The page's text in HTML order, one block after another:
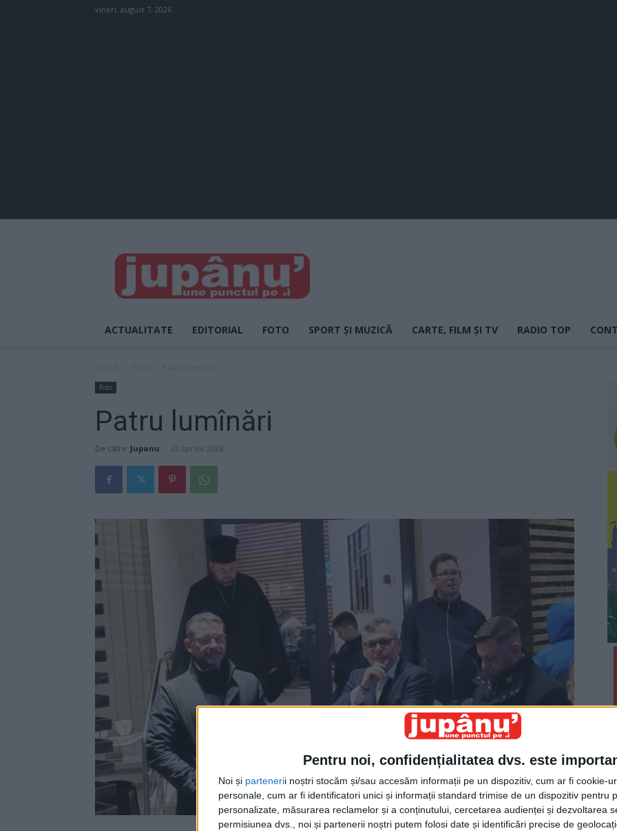
Pentru noi, confidențialitatea dvs. este
Noi și partenerii noștri stocăm și/sau accesăm informații pe un dispozitiv, cum ar fi cookie-
personale, cum ar fi identificatori unici și informații standard trimise de un dispozitiv pentru
personalizate, măsurarea reclamelor și a conținutului, cercetarea audienței și dezvoltarea
permisiunea dvs., noi și partenerii noștri putem folosi date și identificări precise de
vineri, august 7, 2026
JUPÂNU'
ACTUALITATE EDITORIAL FOTO SPORT ȘI MUZICĂ CARTE, FILM ȘI TV RADIO TOP
Foto
Patru lumînări
De către Jupanu - 23 aprilie 2026